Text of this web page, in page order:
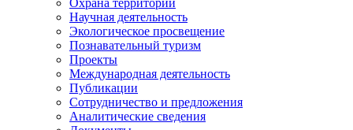
Охрана территории
Научная деятельность
Экологическое просвещение
Познавательный туризм
Проекты
Международная деятельность
Публикации
Сотрудничество и предложения
Аналитические сведения